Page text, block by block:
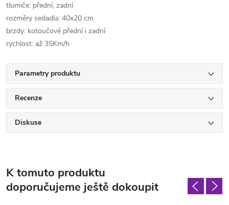
tlumiče: přední, zadní
rozměry sedadla: 40x20 cm
brzdy: kotoučové přední i zadní
rychlost: až 35Km/h
Parametry produktu
Recenze
Diskuse
K tomuto produktu
doporučujeme ještě dokoupit